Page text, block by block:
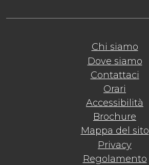
Chi siamo
Dove siamo
Contattaci
Orari
Accessibilità
Brochure
Mappa del sito
Privacy
Regolamento